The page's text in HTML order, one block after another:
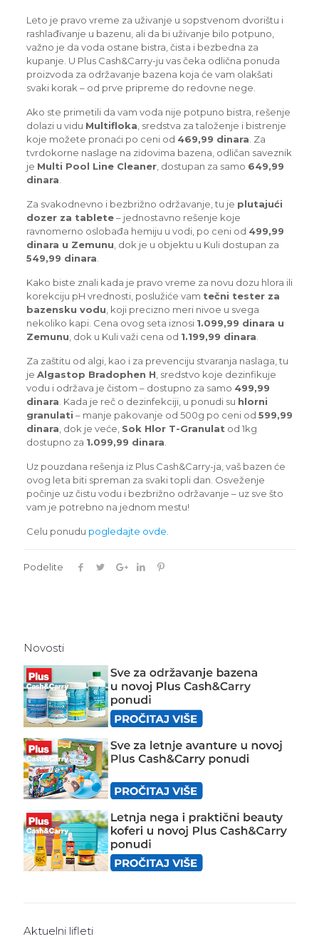
Leto je pravo vreme za uživanje u sopstvenom dvorištu i
rashlađivanje u bazenu, ali da bi uživanje bilo potpuno,
važno je da voda ostane bistra, čista i bezbedna za
kupanje. U Plus Cash&Carry-ju vas čeka odlična ponuda
proizvoda za održavanje bazena koja će vam olakšati
svaki korak – od prve pripreme do redovne nege.
Ako ste primetili da vam voda nije potpuno bistra, rešenje
dolazi u vidu Multifloka, sredstva za taloženje i bistrenje
koje možete pronaći po ceni od 469,99 dinara. Za
tvrdokorne naslage na zidovima bazena, odličan saveznik
je Multi Pool Line Cleaner, dostupan za samo 649,99
dinara.
Za svakodnevno i bezbrižno održavanje, tu je plutajući
dozer za tablete– jednostavno rešenje koje
ravnomerno oslobađa hemiju u vodi, po ceni od 499,99
dinara u Zemunu, dok je u objektu u Kuli dostupan za
549,99 dinara.
Kako biste znali kada je pravo vreme za novu dozu hlora ili
korekciju pH vrednosti, poslužiće vam tečni tester za
bazensku vodu, koji precizno meri nivoe u svega
nekoliko kapi. Cena ovog seta iznosi 1.099,99 dinara u
Zemunu, dok u Kuli važi cena od 1.199,99 dinara.
Za zaštitu od algi, kao i za prevenciju stvaranja naslaga, tu
je Algastop Bradophen H, sredstvo koje dezinfikuje
vodu i održava je čistom – dostupno za samo 499,99
dinara. Kada je reč o dezinfekciji, u ponudi su hlorni
granulati – manje pakovanje od 500g po ceni od 599,99
dinara, dok je veće, Sok Hlor T-Granulatod 1kg
dostupno za 1.099,99 dinara.
Uz pouzdana rešenja iz Plus Cash&Carry-ja, vaš bazen će
ovog leta biti spreman za svaki topli dan. Osveženje
počinje uz čistu vodu i bezbrižno održavanje – uz sve što
vam je potrebno na jednom mestu!
Celu ponudu pogledajte ovde.
Podelite
Novosti
Aktuelni lifleti